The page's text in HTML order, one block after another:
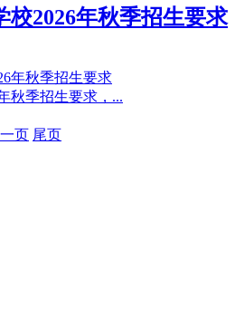
校2026年秋季招生要求
秋季招生要求，...
页 尾页